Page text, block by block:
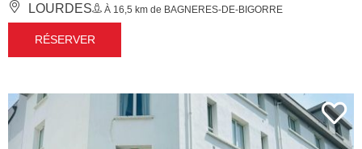
LOURDES À 16,5 km de BAGNERES-DE-BIGORRE
RÉSERVER